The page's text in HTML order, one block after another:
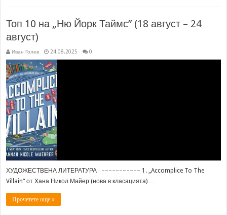
Топ 10 на „Ню Йорк Таймс” (18 август – 24
август)
Иван Голев 24.08.2025 0
ХУДОЖЕСТВЕНА ЛИТЕРАТУРА ––––––––––– 1. „Accomplice To The
Villain“ от Хана Никол Майер (нова в класацията) …
Прочетете още »